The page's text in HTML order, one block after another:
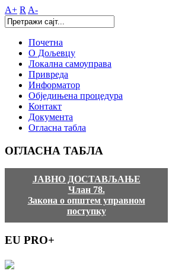
A+ R A-
Почетна
О Дољевцу
Локална самоуправа
Привреда
Информатор
Обједињена процедура
Контакт
Документа
Огласна табла
ОГЛАСНА ТАБЛА
ЈАВНО ДОСТАВЉАЊЕ
Члан 78.
Закона о општем управном
поступку
EU PRO+